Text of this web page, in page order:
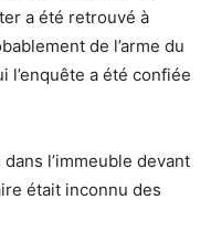
a été retrouvé à
de l’arme du
l’enquête a été confiée
l’immeuble devant
était inconnu des